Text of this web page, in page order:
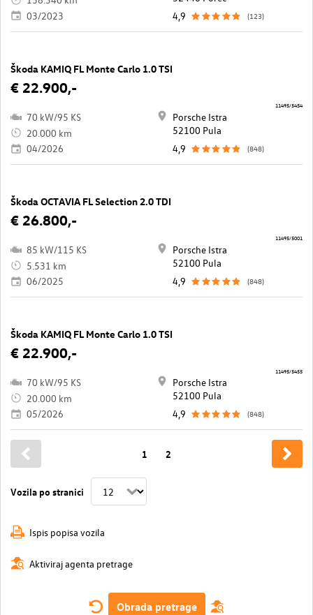
03/2023
4,9
(123)
Škoda KAMIQ FL Monte Carlo 1.0 TSI
€ 22.900,-
70 kW/95 KS
20.000 km
04/2026
Porsche Istra
52100 Pula
4,9
(848)
11495/5454
Škoda OCTAVIA FL Selection 2.0 TDI
€ 26.800,-
85 kW/115 KS
5.531 km
06/2025
Porsche Istra
52100 Pula
4,9
(848)
11495/5001
Škoda KAMIQ FL Monte Carlo 1.0 TSI
€ 22.900,-
70 kW/95 KS
20.000 km
05/2026
Porsche Istra
52100 Pula
4,9
(848)
11495/5455
Vozila po stranici
1 2
Ispis popisa vozila
Aktiviraj agenta pretrage
Obrada pretrage